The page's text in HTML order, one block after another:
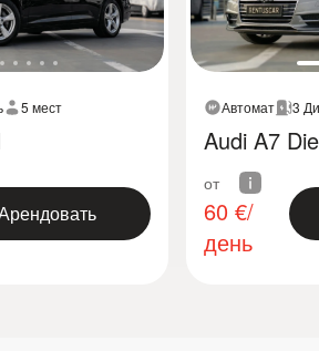
5 мест Автомат 3
Audi A7
от
60 €/
день